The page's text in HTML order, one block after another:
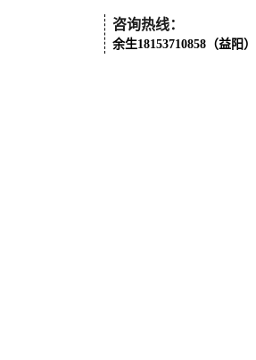
咨询热线：
余生18153710858（益阳）